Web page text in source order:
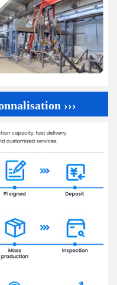
›››